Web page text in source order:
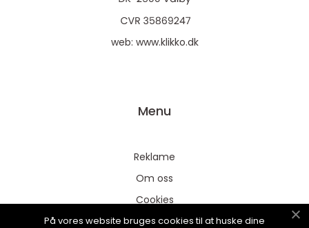
web: www.klikko.dk
Menu
Reklame
Om oss
Cookies
Kontakt Oss
På vores website bruges cookies til at huske dine